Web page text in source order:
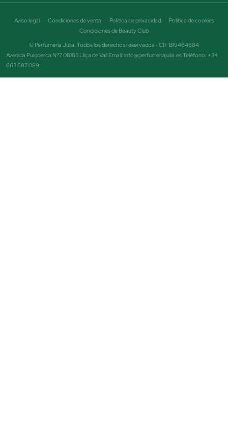
© Perfumería Júlia. Todos los derechos reservados - CIF B19464684
Aviso legal Condiciones de venta Política de privacidad
Política de cookies
Condiciones de Beauty Club
Avenida Puigcerda Nº7 08185 Lliça de Vall Email: info@perfumeriajulia.es Teléfono: +34
663 687 089